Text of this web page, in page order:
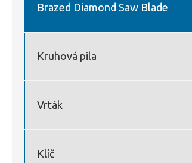
Brazed Diamond Saw Blade
Kruhová pila
Vrták
Klíč